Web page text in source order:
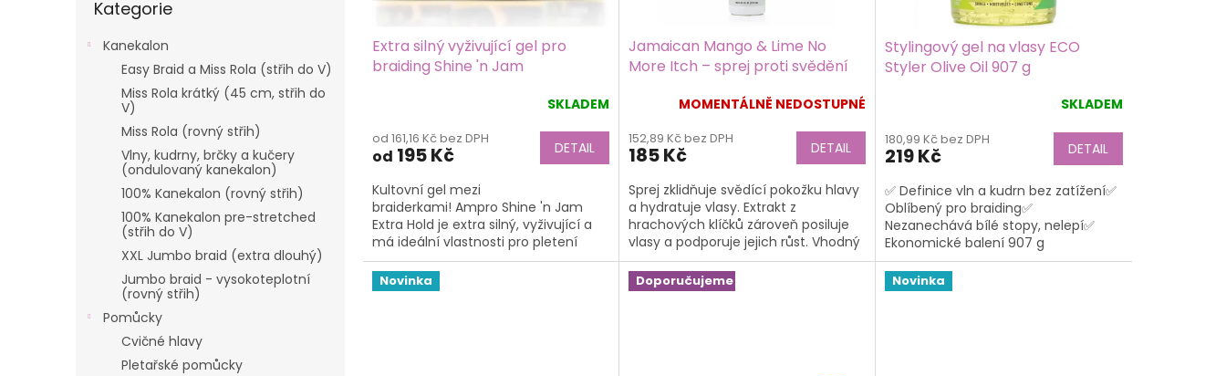
kategorie
Kategorie
Kanekalon
Easy Braid a Miss Rola (střih do V)
Miss Rola krátký (45 cm, střih do
V)
Miss Rola (rovný střih)
Vlny, kudrny, brčky a kučery
(ondulovaný kanekalon)
100% Kanekalon (rovný střih)
100% Kanekalon pre-stretched
(střih do V)
XXL Jumbo braid (extra dlouhý)
Jumbo braid - vysokoteplotní
(rovný střih)
Pomůcky
Cvičné hlavy
Pletařské pomůcky
Extra silný vyživující gel pro
braiding Shine 'n Jam
produktu
je
z
5
hvězdiček.
SKLADEM
od 161,16 Kč bez DPH
od 195 Kč DETAIL
Kultovní gel mezi
braiderkami! Ampro Shine 'n Jam
Extra Hold je extra silný, vyživující a
má ideální vlastnosti pro pletení
copánků.
Jamaican Mango & Lime No
More Itch – sprej proti svědění
MOMENTÁLNĚ NEDOSTUPNÉ
152,89 Kč bez DPH
185 Kč DETAIL
Sprej zklidňuje svědící pokožku hlavy
a hydratuje vlasy. Extrakt z
hrachových klíčků zároveň posiluje
vlasy a podporuje jejich růst. Vhodný
pro všechny typy dreadů, twistů,...
Stylingový gel na vlasy ECO
Styler Olive Oil 907 g
produktu
je
z
5
hvězdiček.
SKLADEM
180,99 Kč bez DPH
219 Kč DETAIL
✅ Definice vln a kudrn bez zatížení✅
Oblíbený pro braiding✅
Nezanechává bílé stopy, nelepí✅
Ekonomické balení 907 g
Novinka Doporučujeme Novinka